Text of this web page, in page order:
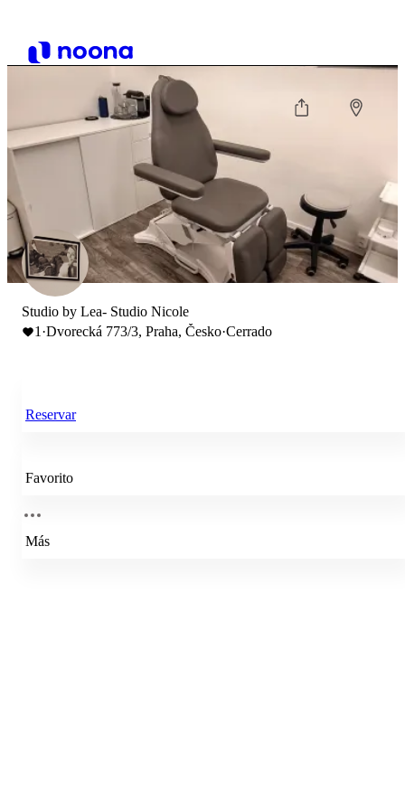
Studio by Lea- Studio Nicole
1 ·Dvorecká 773/3, Praha, Česko·Cerrado
Reservar
Favorito
Más